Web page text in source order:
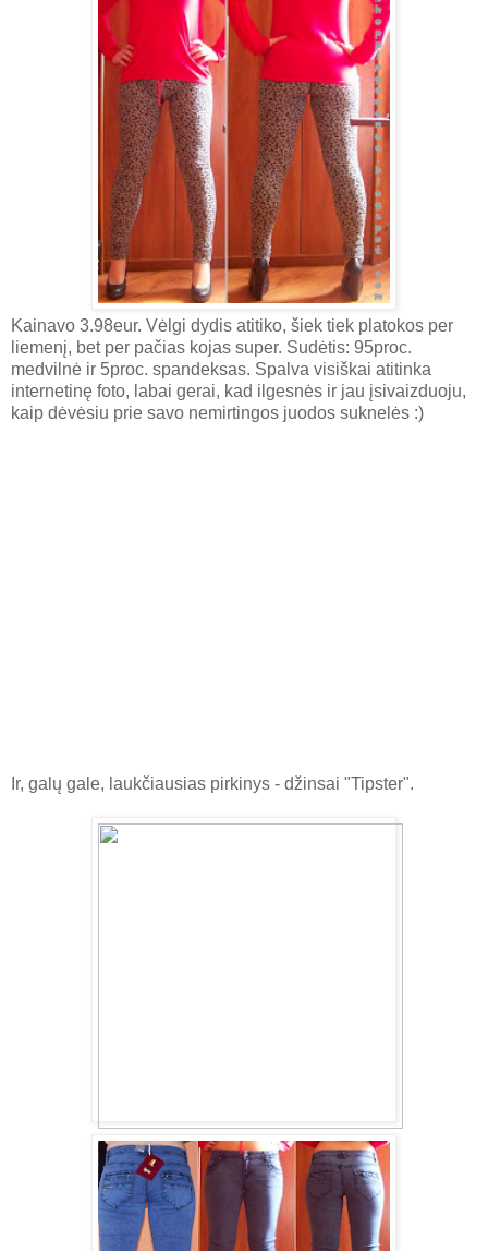
Kainavo 3.98eur. Vėlgi dydis atitiko, šiek tiek platokos per
liemenį, bet per pačias kojas super. Sudėtis: 95proc.
medvilnė ir 5proc. spandeksas. Spalva visiškai atitinka
internetinę foto, labai gerai, kad ilgesnės ir jau įsivaizduoju,
kaip dėvėsiu prie savo nemirtingos juodos suknelės :)
Ir, galų gale, laukčiausias pirkinys - džinsai "Tipster".